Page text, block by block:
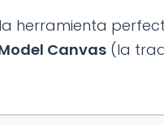
herramienta
Canvas (la